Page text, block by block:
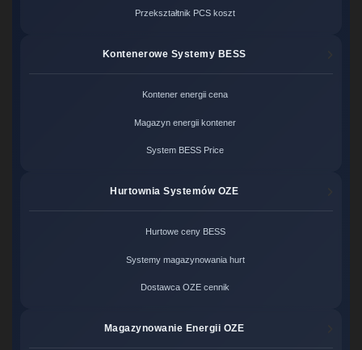
Przekształtnik PCS koszt
Kontenerowe Systemy BESS
Kontener energii cena
Magazyn energii kontener
System BESS Price
Hurtownia Systemów OZE
Hurtowe ceny BESS
Systemy magazynowania hurt
Dostawca OZE cennik
Magazynowanie Energii OZE